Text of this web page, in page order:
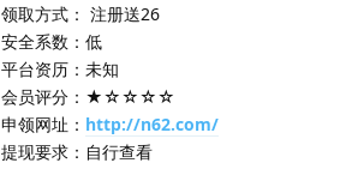
领取方式： 注册送26
安全系数：低
平台资历：未知
会员评分：★☆☆☆☆
申领网址： http://n62.com/
提现要求：自行查看